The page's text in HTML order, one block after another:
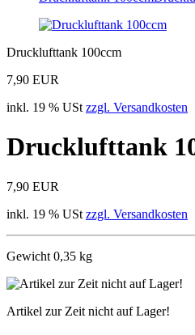
Drucklufttank 100ccm
7,90 EUR
inkl. 19 % USt zzgl. Versandkosten
Drucklufttank
7,90 EUR
inkl. 19 % USt zzgl. Versandkosten
Gewicht 0,35 kg
Artikel zur Zeit nicht auf Lager!